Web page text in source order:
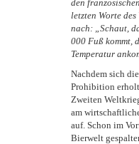
den
letzten Worte
nach: „Schaut,
000 Fuß kommt,
Temperatur
Nachdem sich
Prohibition
Zweiten
am
auf. Schon im
Bierwelt